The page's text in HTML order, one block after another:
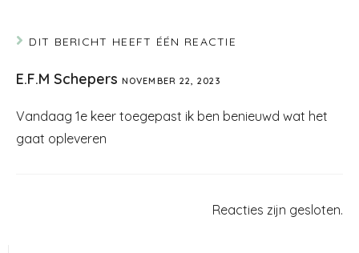
DIT BERICHT HEEFT ÉÉN REACTIE
E.F.M Schepers NOVEMBER 22, 2023
Vandaag 1e keer toegepast ik ben benieuwd wat het
gaat opleveren
Reacties zijn gesloten.